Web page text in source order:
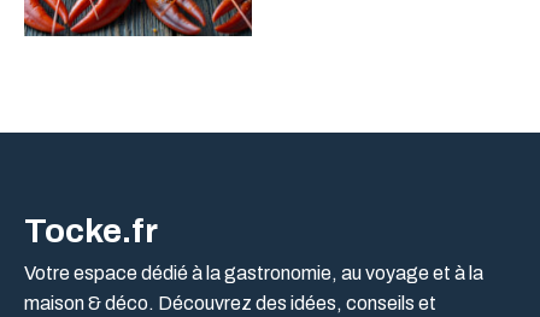
Tocke.fr
Votre espace dédié à la gastronomie, au voyage et à la
maison & déco. Découvrez des idées, conseils et